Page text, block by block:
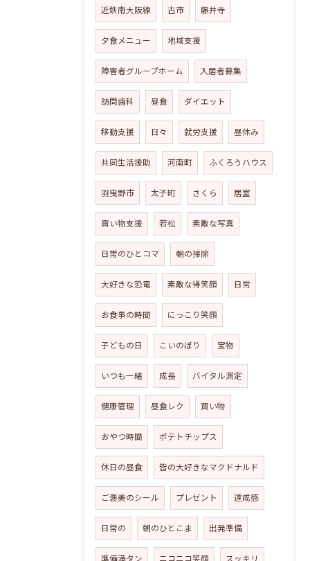
近鉄南大阪線 古市 藤井寺
夕食メニュー 地域支援
障害者グループホーム 入居者募集
訪問歯科 昼食 ダイエット
移動支援 日々 就労支援 昼休み
共同生活援助 河南町 ふくろうハウス
羽曳野市 太子町 さくら 居室
買い物支援 若松 素敵な写真
日常のひとコマ 朝の掃除
大好きな恐竜 素敵な得笑顔 日常
お食事の時間 にっこり笑顔
子どもの日 こいのぼり 宝物
いつも一緒 成長 バイタル測定
健康管理 昼食レク 買い物
おやつ時間 ポテトチップス
休日の昼食 皆の大好きなマクドナルド
ご褒美のシール プレゼント 達成感
日常の 朝のひとこま 出発準備
準備満タン ニコニコ笑顔 スッキリ